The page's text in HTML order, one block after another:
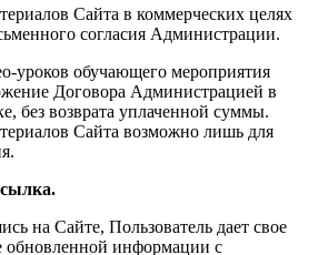
Сайта в коммерческих целях
согласия Администрации.
уроков обучающего мероприятия
Договора Администрацией в
без возврата уплаченной суммы.
Сайта возможно лишь для
на Сайте, Пользователь дает свое
обновленной информации с